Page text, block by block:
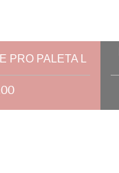
PRO PALETA L